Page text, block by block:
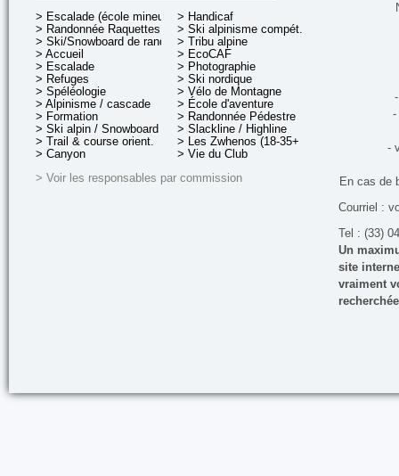
> Escalade (école mineurs)
> Randonnée Raquettes
> Ski/Snowboard de rando.
> Accueil
> Escalade
> Refuges
> Spéléologie
> Alpinisme / cascade
> Formation
> Ski alpin / Snowboard
> Trail & course orient.
> Canyon
> Handicaf
> Ski alpinisme compét.
> Tribu alpine
> EcoCAF
> Photographie
> Ski nordique
> Vélo de Montagne
> École d'aventure
> Randonnée Pédestre
> Slackline / Highline
> Les Zwhenos (18-35+ ans)
> Vie du Club
> Voir les responsables par commission
-
-
En cas de
Courriel :
Tel : (33)
Un
site
vraiment